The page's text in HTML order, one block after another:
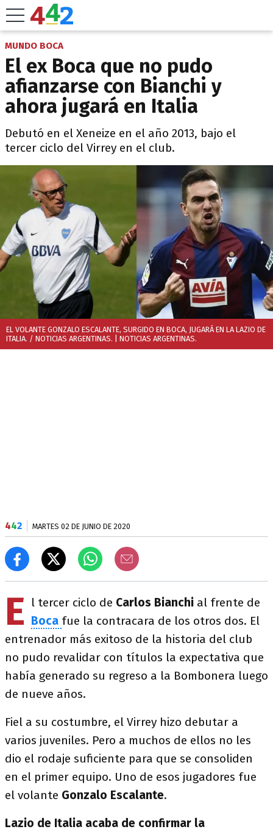
MUNDO BOCA
El ex Boca que no pudo
afianzarse con Bianchi y
ahora jugará en Italia
Debutó en el Xeneize en el año 2013, bajo el
tercer ciclo del Virrey en el club.
EL VOLANTE GONZALO ESCALANTE, SURGIDO EN BOCA, JUGARÁ EN LA LAZIO DE
ITALIA. / NOTICIAS ARGENTINAS. | NOTICIAS ARGENTINAS.
442 MARTES 02 DE JUNIO DE 2020
E l tercer ciclo de Carlos Bianchi al frente de
Boca fue la contracara de los otros dos. El
entrenador más exitoso de la historia del club
no pudo revalidar con títulos la expectativa que
había generado su regreso a la Bombonera luego
de nueve años.
Fiel a su costumbre, el Virrey hizo debutar a
varios juveniles. Pero a muchos de ellos no les
dio el rodaje suficiente para que se consoliden
en el primer equipo. Uno de esos jugadores fue
el volante Gonzalo Escalante.
Lazio de Italia acaba de confirmar la